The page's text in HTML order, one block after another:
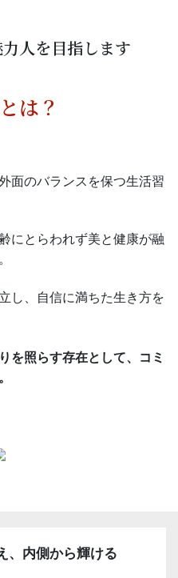
人を目指します
は？
面のバランスを保つ生活習
にとらわれず美と健康が融
し、自信に満ちた生き方を
を照らす存在として、コミ
、内側から輝ける